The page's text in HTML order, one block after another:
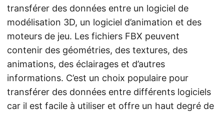
transférer des données entre un logiciel de
modélisation 3D, un logiciel d’animation et des
moteurs de jeu. Les fichiers FBX peuvent
contenir des géométries, des textures, des
animations, des éclairages et d’autres
informations. C’est un choix populaire pour
transférer des données entre différents logiciels
car il est facile à utiliser et offre un haut degré de